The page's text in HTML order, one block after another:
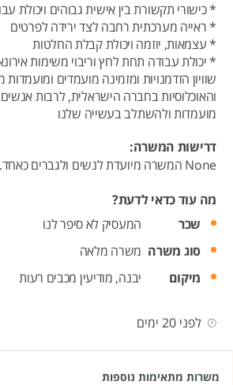
* כישורי תקשורת בין אישית גבוהים ויכולת
* ראייה מערכתית רחבה לצד ירידה לפרטים
* עצמאות, יוזמה ויכולת קבלת החלטות
* יכולת עבודה תחת לחץ וריבוי משימות
שוויון הזדמנויות ומזמינה מועמדים
והאוכלוסיות בחברה הישראלית, לרבות
מועמדות ולהשתלב בעשייה שלנו
דרישות המשרה:
None המשרה מיועדת לנשים ולגברים כאחד.
מה עוד כדאי לדעת?
שכר
המעסיק לא סיפר לנו
סוג משרה משרה מלאה
מיקום
יבנה, מודיעין מכבים רעות
לפני 20 ימים
משרות מתאימות נוספות